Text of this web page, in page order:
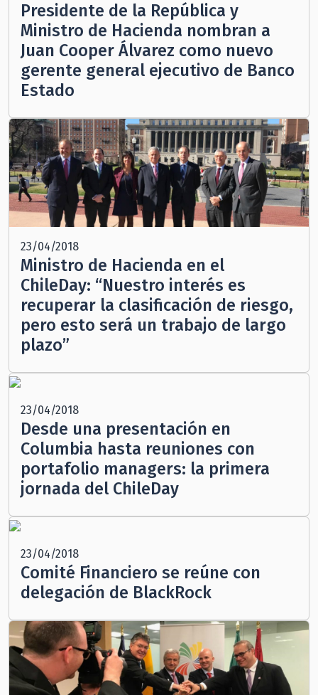
Presidente de la República y
Ministro de Hacienda nombran a
Juan Cooper Álvarez como nuevo
gerente general ejecutivo de Banco
Estado
23/04/2018
Ministro de Hacienda en el
ChileDay: “Nuestro interés es
recuperar la clasificación de riesgo,
pero esto será un trabajo de largo
plazo”
23/04/2018
Desde una presentación en
Columbia hasta reuniones con
portafolio managers: la primera
jornada del ChileDay
23/04/2018
Comité Financiero se reúne con
delegación de BlackRock